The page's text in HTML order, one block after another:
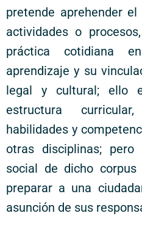
pretende aprehender
actividades o
práctica cotidiana
aprendizaje y su
legal y cultural; ello
estructura
habilidades y
otras disciplinas;
social de dicho
preparar a una
asunción de sus